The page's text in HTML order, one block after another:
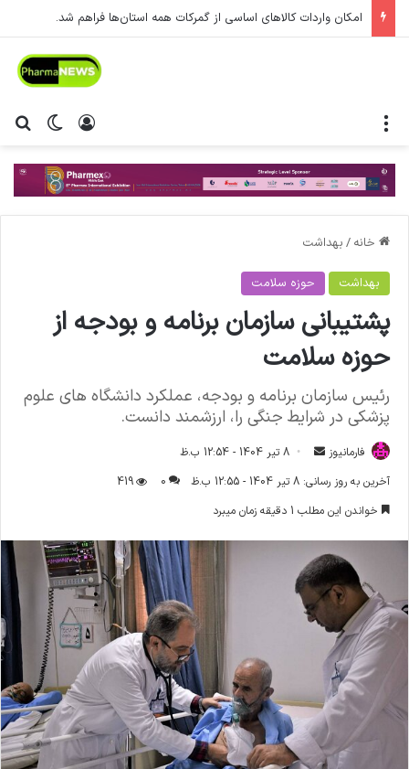
امکان واردات کالاهای اساسی از گمرکات همه استان‌ها فراهم شد.
تغییر ورود
خانه / بهداشت
بهداشت حوزه سلامت
پشتیبانی سازمان برنامه و بودجه از
حوزه سلامت
رئیس سازمان برنامه و بودجه، عملکرد دانشگاه های علوم
پزشکی در شرایط جنگی را، ارزشمند دانست.
فارمانیوز
ا
ل
ا
ی
م
ی
8 تیر 1404 - 12:54 ب.ظ
آخرین به روز رسانی: 8 تیر 1404 - 12:55 ب.ظ
0
419
خواندن این مطلب 1 دقیقه زمان میبرد